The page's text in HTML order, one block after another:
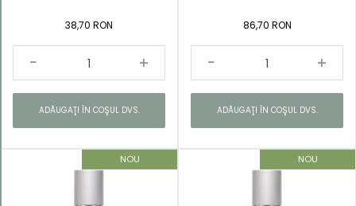
38,70 RON
ADĂUGAŢI ÎN COŞUL DVS.
86,70 RON
ADĂUGAŢI ÎN COŞUL DVS.
NOU NOU